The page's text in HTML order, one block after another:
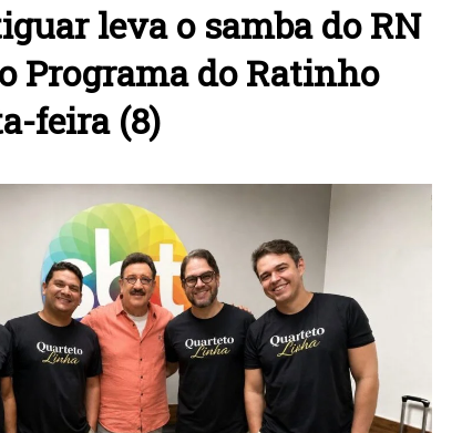
leva o samba do RN
Programa do Ratinho
feira (8)